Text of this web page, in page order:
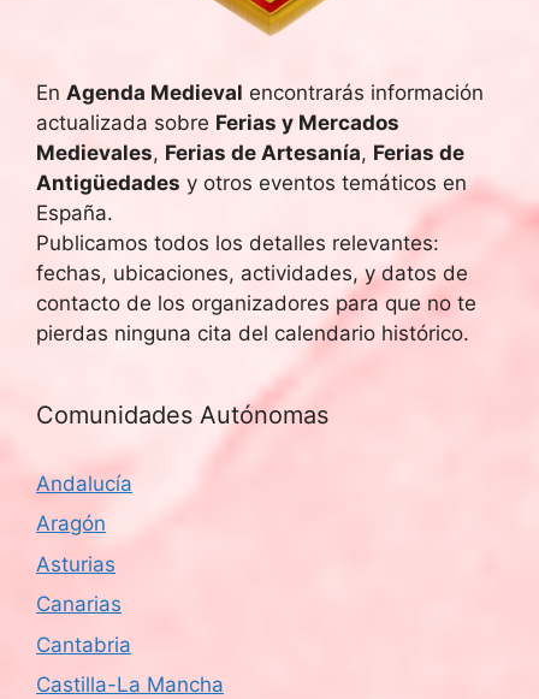
En Agenda Medieval encontrarás información
actualizada sobre Ferias y Mercados
Medievales, Ferias de Artesanía, Ferias de
Antigüedades y otros eventos temáticos en
España.
Publicamos todos los detalles relevantes:
fechas, ubicaciones, actividades, y datos de
contacto de los organizadores para que no te
pierdas ninguna cita del calendario histórico.
Comunidades Autónomas
Andalucía
Aragón
Asturias
Canarias
Cantabria
Castilla-La Mancha